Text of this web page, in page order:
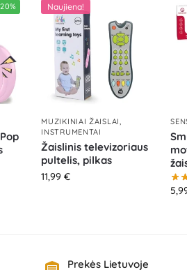
Naujiena!
MUZIKINIAI ŽAISLAI,
INSTRUMENTAI
Žaislinis televizoriaus
pultelis, pilkas
11,99€
Prekės Lietuvoje